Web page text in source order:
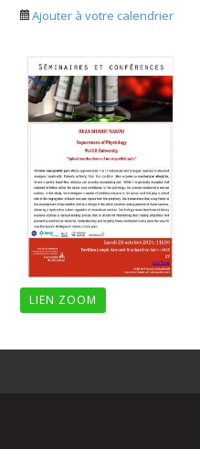
Ajouter à votre calendrier
LIEN ZOOM